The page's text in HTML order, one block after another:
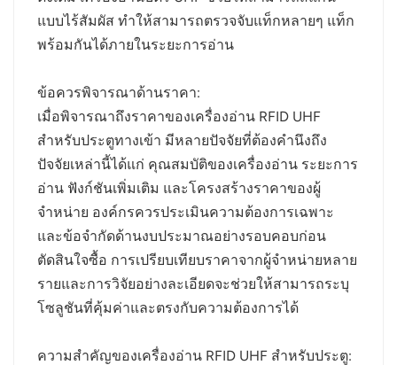
Polski
Indonesia
magyar
แบบไร้สัมผัส ทำให้สามารถตรวจจับแท็กหลายๆ แท็ก
พร้อมกันได้ภายในระยะการอ่าน
ข้อควรพิจารณาด้านราคา:
เมื่อพิจารณาถึงราคาของเครื่องอ่าน RFID UHF
สำหรับประตูทางเข้า มีหลายปัจจัยที่ต้องคำนึงถึง
ปัจจัยเหล่านี้ได้แก่ คุณสมบัติของเครื่องอ่าน ระยะการ
อ่าน ฟังก์ชันเพิ่มเติม และโครงสร้างราคาของผู้
จำหน่าย องค์กรควรประเมินความต้องการเฉพาะ
และข้อจำกัดด้านงบประมาณอย่างรอบคอบก่อน
ตัดสินใจซื้อ การเปรียบเทียบราคาจากผู้จำหน่ายหลาย
รายและการวิจัยอย่างละเอียดจะช่วยให้สามารถระบุ
โซลูชันที่คุ้มค่าและตรงกับความต้องการได้
ความสำคัญของเครื่องอ่าน RFID UHF สำหรับประตู: